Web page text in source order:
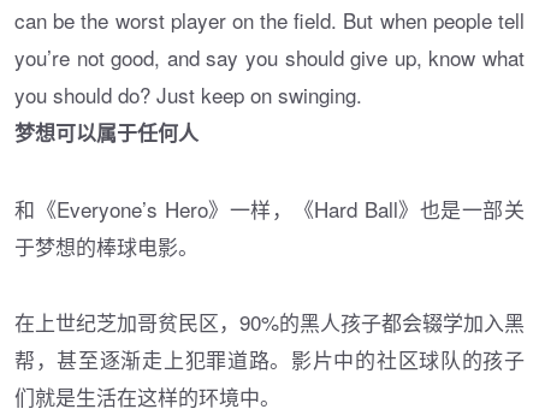
can be the worst player on the field. But when people tell
you’re not good, and say you should give up, know what
you should do? Just keep on swinging.
梦想可以属于任何人
和《Everyone’s Hero》一样，《Hard Ball》也是一部关
于梦想的棒球电影。
在上世纪芝加哥贫民区，90%的黑人孩子都会辍学加入黑
帮，甚至逐渐走上犯罪道路。影片中的社区球队的孩子
们就是生活在这样的环境中。